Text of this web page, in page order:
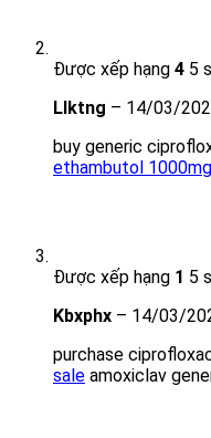
Được xếp hạng 4 5
Llktng – 14/03/
buy generic
ethambutol
Được xếp hạng 1 5
Kbxphx – 14/03/
purchase
sale amoxiclav